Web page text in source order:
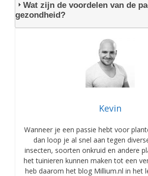
Wat zijn de voordelen van de
gezondheid?
Kevin
Wanneer je een passie hebt voor
dan loop je al snel aan tegen
insecten, soorten onkruid en andere
het tuinieren kunnen maken tot een
heb daarom het blog Millium.nl in het